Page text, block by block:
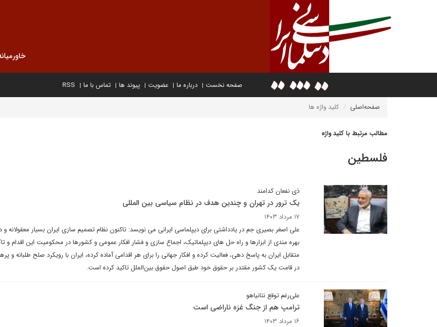
صفحه نخست درباره ما عضویت پیوند ها تماس با ما RSS
صفحه‌اصلی کلید واژه ها
مطالب مرتبط با کلید واژه
فلسطین
ذی نفعان کدامند
یک ترور در تهران و چندین هدف در نظام سیاسی بین المللی
۱۷ مرداد ۱۴۰۳
علی اصغر بصیری جم در یادداشتی برای دیپلماسی ایرانی می نویسد: تاکنون نظام تصمیم سازی ایران بسیار معقولانه
بهره مندی از ابزارها و راه حل های دیپلماتیک، اجماع سازی و فشار افکار عمومی و کشورها در محکومیت این اقدام و
متقابل ایران به پاسخ دهی، فعالیت کرده و افکار جهانی را برای هر اقدامی آماده کرده، ایران با رویکرد صلح طلبانه و
در قامت یک کشور مقتدر بر حقوق خود طبق اصول حقوق بین‌الملل تاکید کرده است.
علی‌رغم توقع نتانیاهو
ترامپ هم از جنگ غزه ناراضی است
۱۶ مرداد ۱۴۰۳